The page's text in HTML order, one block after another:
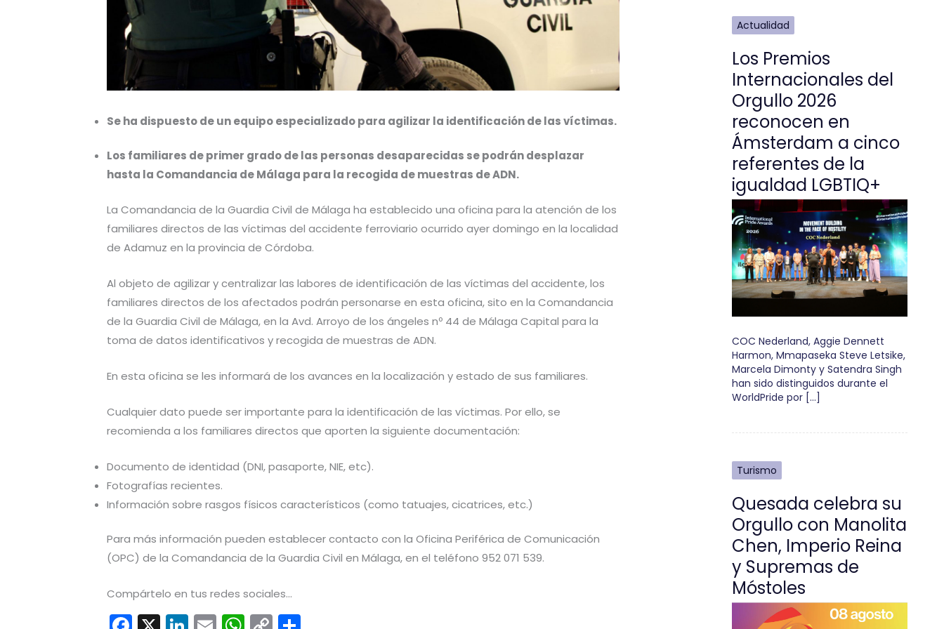
Se ha dispuesto de un equipo especializado para agilizar la identificación de las víctimas.
Los familiares de primer grado de las personas desaparecidas se podrán desplazar
hasta la Comandancia de Málaga para la recogida de muestras de ADN.
La Comandancia de la Guardia Civil de Málaga ha establecido una oficina para la atención de los
familiares directos de las víctimas del accidente ferroviario ocurrido ayer domingo en la localidad
de Adamuz en la provincia de Córdoba.
Al objeto de agilizar y centralizar las labores de identificación de las víctimas del accidente, los
familiares directos de los afectados podrán personarse en esta oficina, sito en la Comandancia
de la Guardia Civil de Málaga, en la Avd. Arroyo de los ángeles nº 44 de Málaga Capital para la
toma de datos identificativos y recogida de muestras de ADN.
En esta oficina se les informará de los avances en la localización y estado de sus familiares.
Cualquier dato puede ser importante para la identificación de las víctimas. Por ello, se
recomienda a los familiares directos que aporten la siguiente documentación:
Documento de identidad (DNI, pasaporte, NIE, etc).
Fotografías recientes.
Información sobre rasgos físicos característicos (como tatuajes, cicatrices, etc.)
Para más información pueden establecer contacto con la Oficina Periférica de Comunicación
(OPC) de la Comandancia de la Guardia Civil en Málaga, en el teléfono 952 071 539.
Compártelo en tus redes sociales...
Actualidad
Los Premios
Internacionales del
Orgullo 2026
reconocen en
Ámsterdam a cinco
referentes de la
igualdad LGBTIQ+
COC Nederland, Aggie Dennett
Harmon, Mmapaseka Steve Letsike,
Marcela Dimonty y Satendra Singh
han sido distinguidos durante el
WorldPride por […]
Turismo
Quesada celebra su
Orgullo con Manolita
Chen, Imperio Reina
y Supremas de
Móstoles